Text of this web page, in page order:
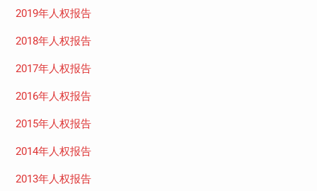
2019年人权报告
2018年人权报告
2017年人权报告
2016年人权报告
2015年人权报告
2014年人权报告
2013年人权报告